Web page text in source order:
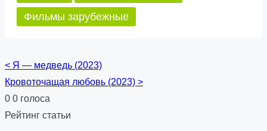
Фильмы зарубежные
Posts
navigation
< Я — медведь (2023)
Кровоточащая любовь (2023) >
0 0 голоса
Рейтинг статьи